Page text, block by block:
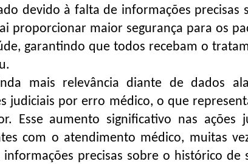
devido à falta de informações precisas
proporcionar maior segurança para os
garantindo que todos recebam o
mais relevância diante de dados
judiciais por erro médico, o que
Esse aumento significativo nas ações
com o atendimento médico, muitas
precisas sobre o histórico de